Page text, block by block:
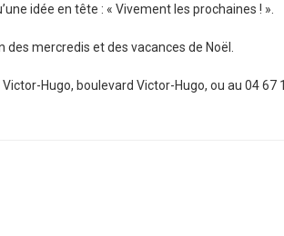
idée en tête : « Vivement les prochaines ! ».
mercredis et des vacances de Noël.
Hugo, boulevard Victor-Hugo, ou au 04 67